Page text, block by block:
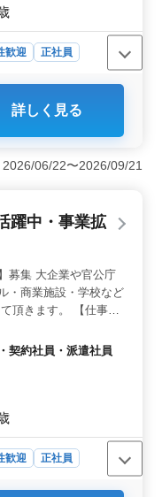
気工事施工管理技士
歓迎
正社員
向けの電気工事施
万円の魅力的な収入
プアップを目指す
長と発展の機会
携わることを通し
ります。
詳しく見る
06/22〜2026/09/21
躍中・事業拡
募集 大企業や官公庁
・商業施設・学校など
頂きます。 【仕事内
、品質、安全管理 ・
い! 50代、60代の方も
優遇】 ・1級電気工
気工事施工管理技士
契約社員・派遣社員
歓迎
正社員